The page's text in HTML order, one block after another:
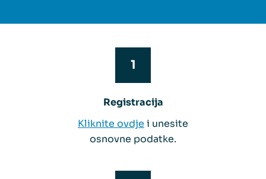
Registracija
Kliknite ovdje i unesite
osnovne podatke.